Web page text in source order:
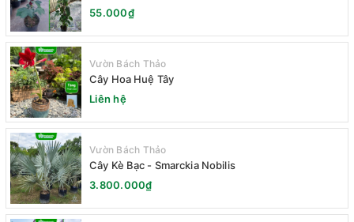
55.000₫
Vườn Bách Thảo
Cây Hoa Huệ Tây
Liên hệ
Vườn Bách Thảo
Cây Kè Bạc - Smarckia Nobilis
3.800.000₫